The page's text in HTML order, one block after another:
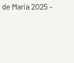
Maria 2025 -